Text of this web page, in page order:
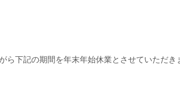
下記の期間を年末年始休業とさせていただき